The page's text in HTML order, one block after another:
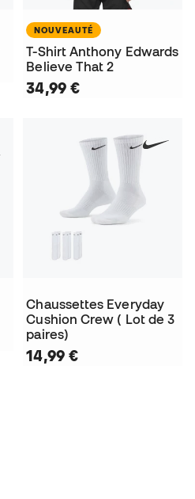
NOUVEAUTÉ
T-Shirt Anthony Edwards
Believe That 2
34,99 €
Chaussettes Everyday
Cushion Crew ( Lot de 3
paires)
14,99 €